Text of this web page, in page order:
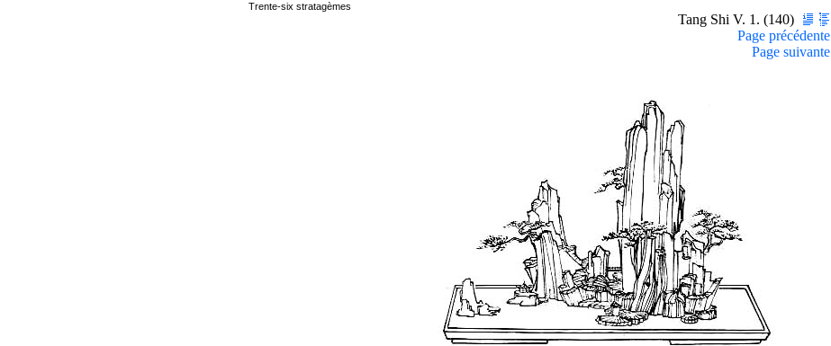
Tang Shi V. 1. (140)
Page précédente
Page suivante
Trente-six stratagèmes